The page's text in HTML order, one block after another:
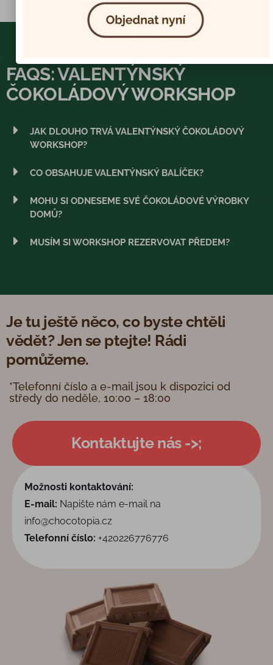
FAQS: VALENTÝNSKÝ
ČOKOLÁDOVÝ WORKSHOP
JAK DLOUHO TRVÁ VALENTÝNSKÝ ČOKOLÁDOVÝ
WORKSHOP?
CO OBSAHUJE VALENTÝNSKÝ BALÍČEK?
MOHU SI ODNESEME SVÉ ČOKOLÁDOVÉ VÝROBKY
DOMŮ?
MUSÍM SI WORKSHOP REZERVOVAT PŘEDEM?
Je tu ještě něco, co byste chtěli
vědět? Jen se ptejte! Rádi
pomůžeme.
*Telefonní číslo a e-mail jsou k dispozici od
středy do neděle, 10:00 – 18:00
Kontaktujte nás ->;
Možnosti kontaktování:
E-mail: Napište nám e-mail na
info@chocotopia.cz
Telefonní číslo: +420226776776